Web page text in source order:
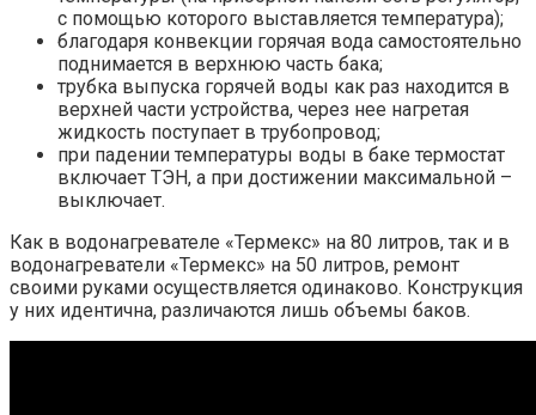
с помощью которого выставляется температура);
благодаря конвекции горячая вода самостоятельно
поднимается в верхнюю часть бака;
трубка выпуска горячей воды как раз находится в
верхней части устройства, через нее нагретая
жидкость поступает в трубопровод;
при падении температуры воды в баке термостат
включает ТЭН, а при достижении максимальной –
выключает.
Как в водонагревателе «Термекс» на 80 литров, так и в
водонагреватели «Термекс» на 50 литров, ремонт
своими руками осуществляется одинаково. Конструкция
у них идентична, различаются лишь объемы баков.